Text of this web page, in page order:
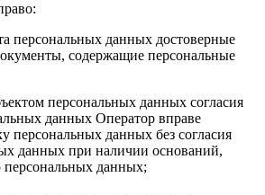
персональных данных достоверные
содержащие персональные
персональных данных согласия
данных Оператор вправе
персональных данных без согласия
данных при наличии оснований,
персональных данных;